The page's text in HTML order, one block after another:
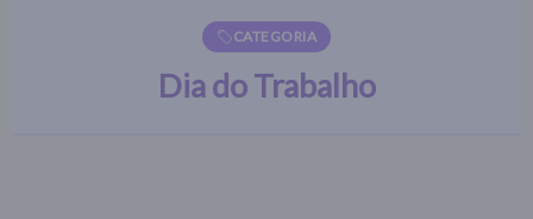
CATEGORIA
Dia do Trabalho